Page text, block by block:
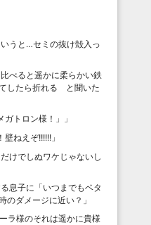
うと…セミの抜け殻入っ
べると遥かに柔らかい鉄
したら折れる と聞いた
トロン様！」
」
壁ねえぞ!!!!!! 」
けでしぬワケじゃないし
息子に「いつまでもベタ
のダメージに近い？ 」
ラ様のそれは遥かに貴様